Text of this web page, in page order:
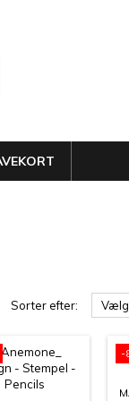
Sorter efter: Vælg
-